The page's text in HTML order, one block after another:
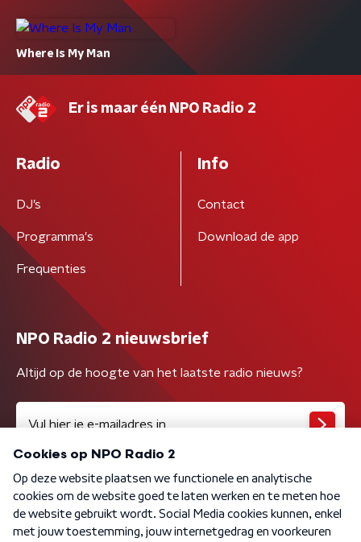
Where Is My Man
Er is maar één NPO Radio 2
Radio
DJ’s
Programma's
Frequenties
Info
Contact
Download de app
NPO Radio 2 nieuwsbrief
Altijd op de hoogte van het laatste radio nieuws?
Algemene voorwaarden